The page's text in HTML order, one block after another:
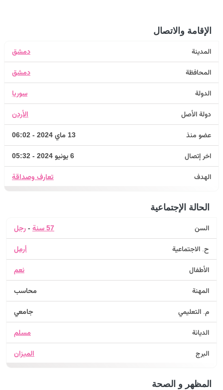
الإقامة والاتصال
المدينة دمشق
المحافظة دمشق
الدولة سوريا
دولة الأصل الأردن
عضو منذ 13 ماي 2024 - 06:02
اخر إتصال 6 يونيو 2024 - 05:32
الهدف تعارف وصداقة
الحالة الإجتماعية
السن 57 سنة - رجل
ح. الاجتماعية أرمل
الأطفال نعم
المهنة محاسب
م. التعليمي جامعي
الديانة مسلم
البرج الميزان
المظهر و الصحة